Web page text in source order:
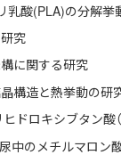
乳酸(PLA)の分解挙
究
に関する研究
構造と熱挙動の研
ドロキシブタン酸
中のメチルマロン